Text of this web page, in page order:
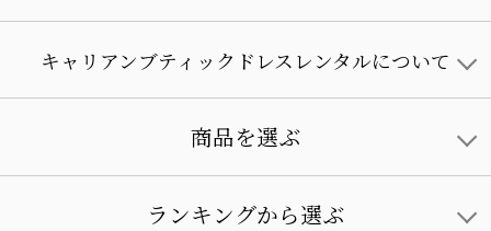
キャリアンブティックドレスレンタルについて
商品を選ぶ
ランキングから選ぶ